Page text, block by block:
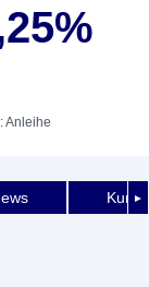
Anleihe
►